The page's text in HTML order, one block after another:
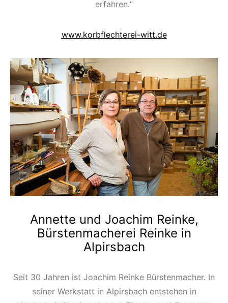
erfahren.“
www.korbflechterei-witt.de
Annette und Joachim Reinke,
Bürstenmacherei Reinke in
Alpirsbach
Seit 30 Jahren ist Joachim Reinke Bürstenmacher. In
seiner Werkstatt in Alpirsbach entstehen in